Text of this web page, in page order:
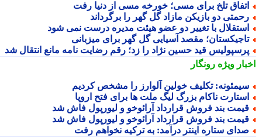
تلخ برای مسی؛ خورخه مسی از دنیا رفت
دو بازیکن مازاد گل گهر را برگرداند
با تغییر دو عضو هیئت مدیره درست نمی شود
مقصد آسیایی گل گهر برای میزبانی
قید حسین نژاد را زد؛ رقم رضایت نامه مانع انتقال شد
ویژهرونگار
تکلیف خولین آلوارز را مشخص کردیم
ناکام بزرگ لیگ ملت ها برای فتح اروپا
بند فروش قرارداد آرائوخو و لیورپول فاش شد
بند فروش قرارداد آرائوخو و لیورپول فاش شد
ستاره اینتر درآمد: به ترکیه نخواهم رفت